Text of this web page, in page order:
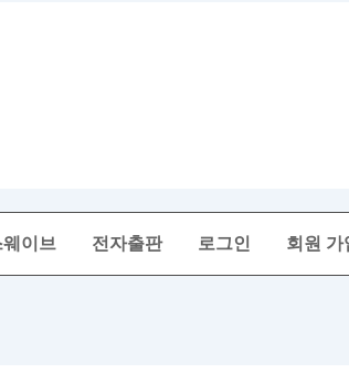
이브 전자출판 로그인 회원 가